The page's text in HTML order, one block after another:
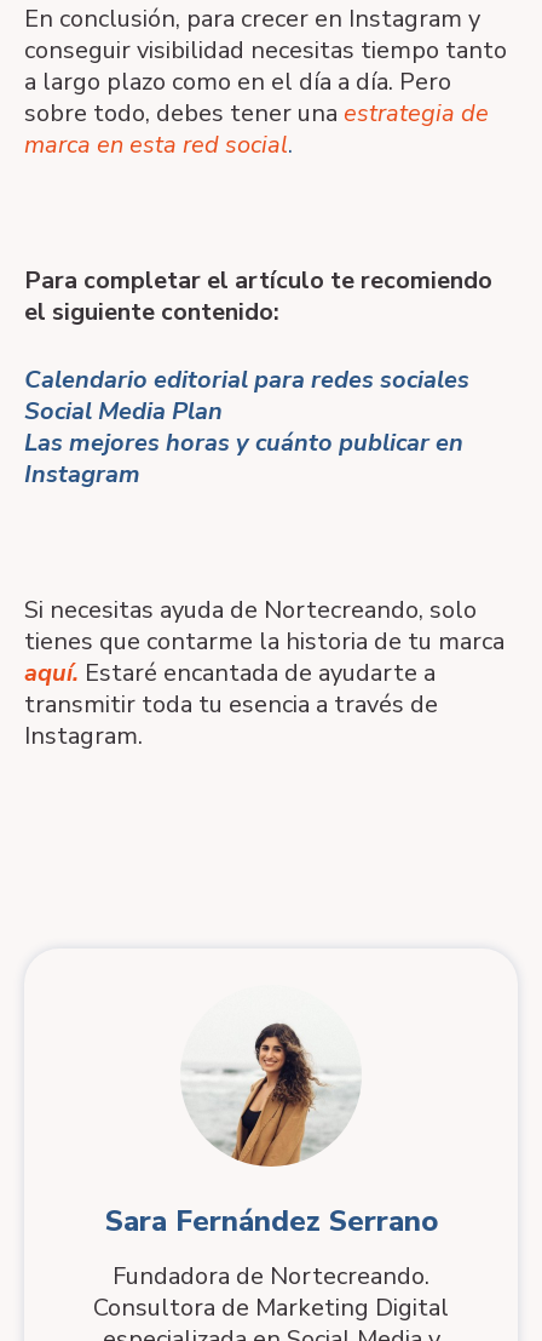
En conclusión, para crecer en Instagram y
conseguir visibilidad necesitas tiempo tanto
a largo plazo como en el día a día. Pero
sobre todo, debes tener una estrategia de
marca en esta red social.
Para completar el artículo te recomiendo
el siguiente contenido:
Calendario editorial para redes sociales
Social Media Plan
Las mejores horas y cuánto publicar en
Instagram
Si necesitas ayuda de Nortecreando, solo
tienes que contarme la historia de tu marca
aquí. Estaré encantada de ayudarte a
transmitir toda tu esencia a través de
Instagram.
Sara Fernández Serrano
Fundadora de Nortecreando.
Consultora de Marketing Digital